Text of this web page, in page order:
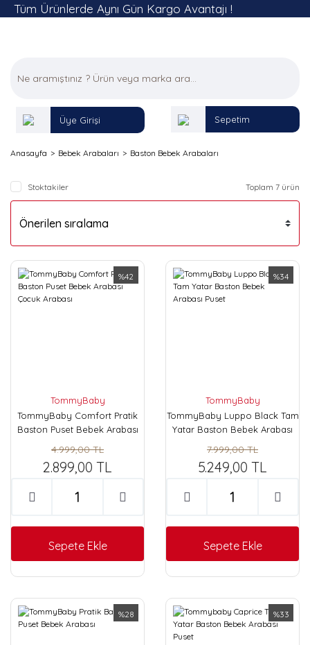
Tüm Ürünlerde Aynı Gün Kargo Avantajı !
Üye Girişi Sepetim
Anasayfa Bebek Arabaları Baston Bebek Arabaları
Stoktakiler Toplam 7 ürün
%42
TommyBaby
TommyBaby Comfort Pratik
Baston Puset Bebek Arabası
4.999,00 TL
2.899,00 TL
Sepete Ekle
%34
TommyBaby
TommyBaby Luppo Black Tam
Yatar Baston Bebek Arabası
7.999,00 TL
5.249,00 TL
Sepete Ekle
%28 %33